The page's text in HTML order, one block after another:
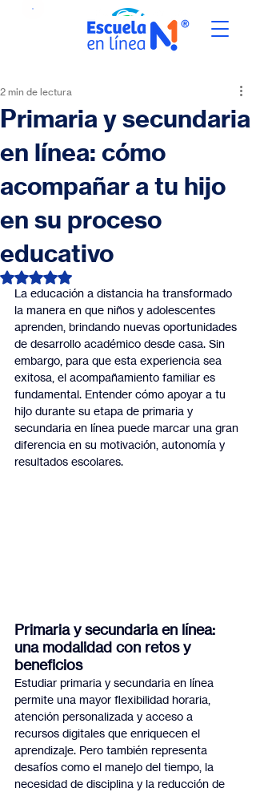
Primaria y secundaria
en línea: cómo
acompañar a tu hijo
en su proceso
educativo
2 min de lectura
Obtuvo NaN de 5 estrellas.
La educación a distancia ha transformado
la manera en que niños y adolescentes
aprenden, brindando nuevas oportunidades
de desarrollo académico desde casa. Sin
embargo, para que esta experiencia sea
exitosa, el acompañamiento familiar es
fundamental. Entender cómo apoyar a tu
hijo durante su etapa de primaria y
secundaria en línea puede marcar una gran
diferencia en su motivación, autonomía y
resultados escolares.
Primaria y secundaria en línea:
una modalidad con retos y
beneficios
Estudiar primaria y secundaria en línea
permite una mayor flexibilidad horaria,
atención personalizada y acceso a
recursos digitales que enriquecen el
aprendizaje. Pero también representa
desafíos como el manejo del tiempo, la
necesidad de disciplina y la reducción de